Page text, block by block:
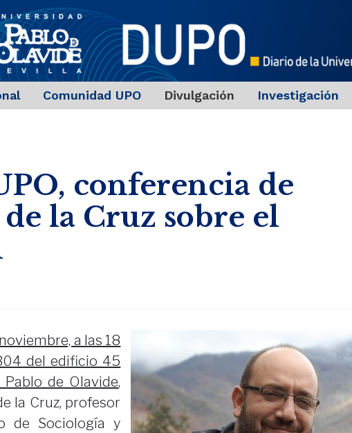
Comunidad UPO Divulgación Investigación
conferencia de
la Cruz sobre el
a las 18
del edificio 45
de Olavide,
la Cruz, profesor
de Sociología y